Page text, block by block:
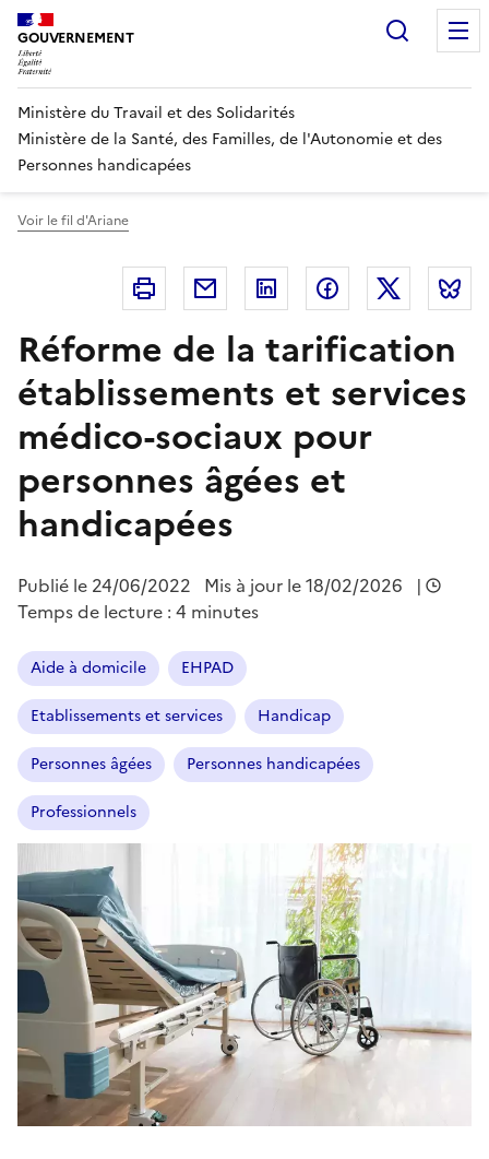
Panneau de gestion des cookies
GOUVERNEMENT
Ministère du Travail et des Solidarités
Ministère de la Santé, des Familles, de l'Autonomie et des
Personnes handicapées
Voir le fil d'Ariane
Imprimer Courriel Linkedin FacebookTwitter
Réforme de la tarification
établissements et services
médico-sociaux pour
personnes âgées et
handicapées
Publié le 24/06/2022 Mis à jour le 18/02/2026
|
Temps de lecture : 4 minutes
Aide à domicile EHPAD
Etablissements et services Handicap
Personnes âgées Personnes handicapées
Professionnels